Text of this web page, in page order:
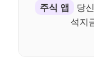
주식 앱
당
석지